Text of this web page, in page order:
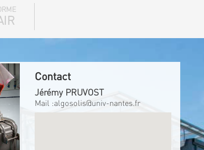
Contact
Jérémy PRUVOST
Mail :algosolis@univ-nantes.fr